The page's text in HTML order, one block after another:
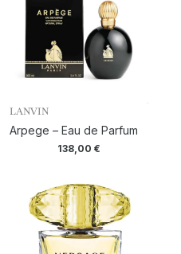
LANVIN
Arpege – Eau de Parfum
138,00€